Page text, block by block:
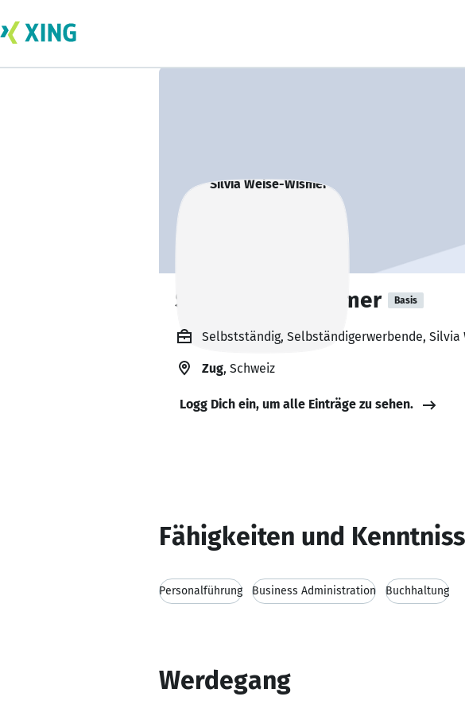
Silvia Weise-Wismer Basis
Selbstständig, Selbständigerwerbende, Silvia
Zug, Schweiz
Logg Dich ein, um alle Einträge zu sehen.
Fähigkeiten und
Personalführung Business Administration Buchhaltung
Werdegang